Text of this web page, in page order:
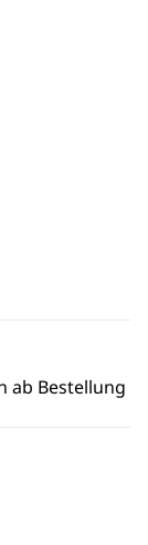
ab Bestellung